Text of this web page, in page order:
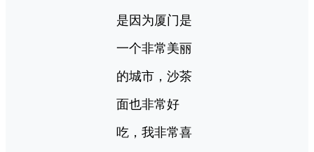
是因为厦门是
一个非常美丽
的城市，沙茶
面也非常好
吃，我非常喜